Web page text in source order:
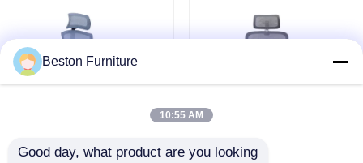
Gevallen
Bureau Werkstation Bureaus
Grijsblauwe Grijze Witte Mesh
Beston Furniture
10:55 AM
Good day, what product are you looking